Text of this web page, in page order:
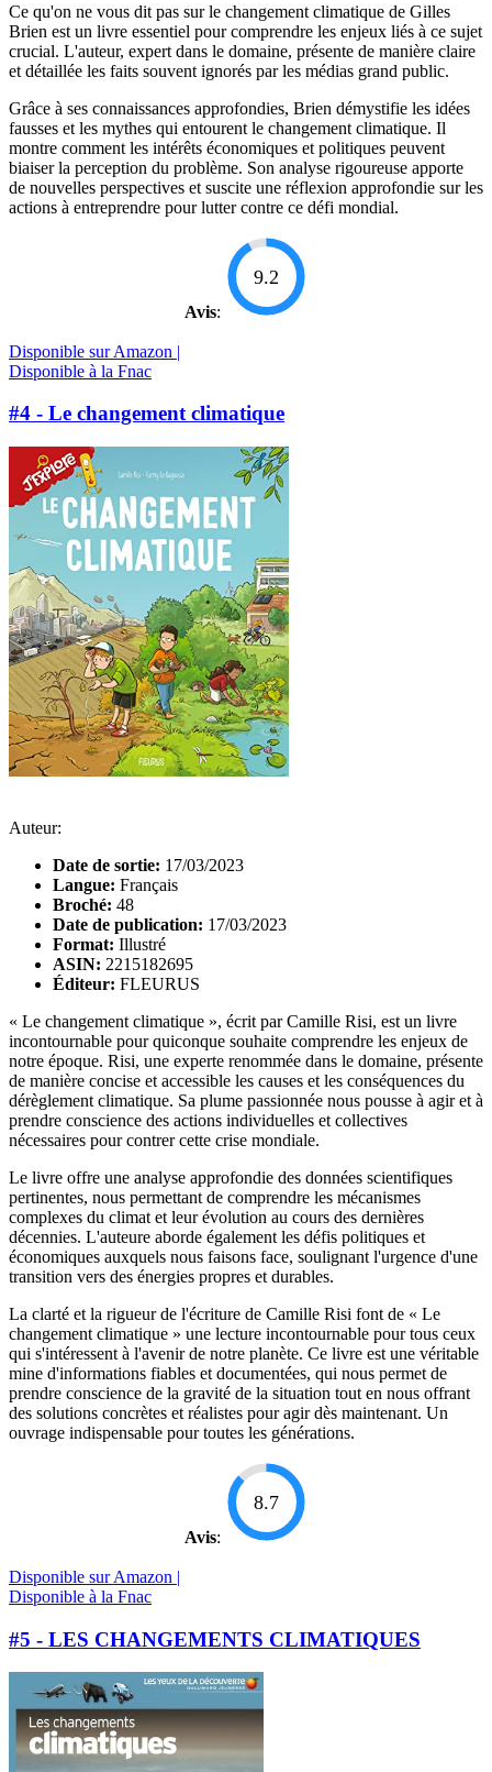
Ce qu'on ne vous dit pas sur le changement climatique de Gilles
Brien est un livre essentiel pour comprendre les enjeux liés à ce sujet
crucial. L'auteur, expert dans le domaine, présente de manière claire
et détaillée les faits souvent ignorés par les médias grand public.
Grâce à ses connaissances approfondies, Brien démystifie les idées
fausses et les mythes qui entourent le changement climatique. Il
montre comment les intérêts économiques et politiques peuvent
biaiser la perception du problème. Son analyse rigoureuse apporte
de nouvelles perspectives et suscite une réflexion approfondie sur les
actions à entreprendre pour lutter contre ce défi mondial.
Avis:
9.2
Disponible sur Amazon |
Disponible à la Fnac
#4 - Le changement climatique
Auteur:
Date de sortie: 17/03/2023
Langue: Français
Broché: 48
Date de publication: 17/03/2023
Format: Illustré
ASIN: 2215182695
Éditeur: FLEURUS
« Le changement climatique », écrit par Camille Risi, est un livre
incontournable pour quiconque souhaite comprendre les enjeux de
notre époque. Risi, une experte renommée dans le domaine, présente
de manière concise et accessible les causes et les conséquences du
dérèglement climatique. Sa plume passionnée nous pousse à agir et à
prendre conscience des actions individuelles et collectives
nécessaires pour contrer cette crise mondiale.
Le livre offre une analyse approfondie des données scientifiques
pertinentes, nous permettant de comprendre les mécanismes
complexes du climat et leur évolution au cours des dernières
décennies. L'auteure aborde également les défis politiques et
économiques auxquels nous faisons face, soulignant l'urgence d'une
transition vers des énergies propres et durables.
La clarté et la rigueur de l'écriture de Camille Risi font de « Le
changement climatique » une lecture incontournable pour tous ceux
qui s'intéressent à l'avenir de notre planète. Ce livre est une véritable
mine d'informations fiables et documentées, qui nous permet de
prendre conscience de la gravité de la situation tout en nous offrant
des solutions concrètes et réalistes pour agir dès maintenant. Un
ouvrage indispensable pour toutes les générations.
Avis:
8.7
Disponible sur Amazon |
Disponible à la Fnac
#5 - LES CHANGEMENTS CLIMATIQUES